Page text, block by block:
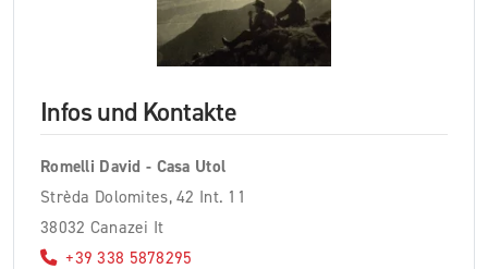
Infos und Kontakte
Romelli David - Casa Utol
Strèda Dolomites, 42 Int. 11
38032 Canazei It
+39 338 5878295